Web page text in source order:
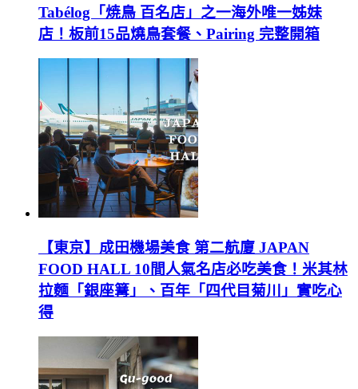
Tabélog「焼鳥 百名店」之一海外唯一姊妹
店！板前15品燒鳥套餐、Pairing 完整開箱
【東京】成田機場美食 第二航廈 JAPAN
FOOD HALL 10間人氣名店必吃美食！米其林
拉麵「銀座篝」、百年「四代目菊川」實吃心
得